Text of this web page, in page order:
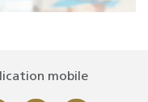
mobile